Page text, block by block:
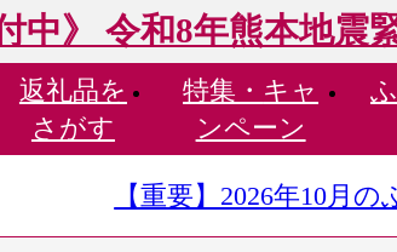
中》 令和8年熊本地震
返礼品を
さがす
特集・ キャ
ンペーン
【重要】2026年10月